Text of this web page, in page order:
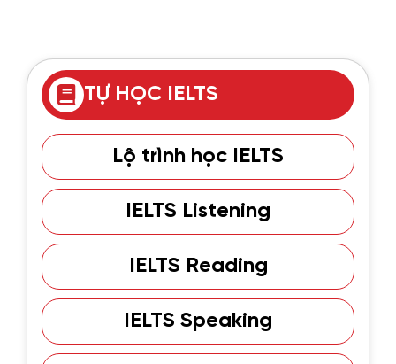
TỰ HỌC IELTS
Lộ trình học IELTS
IELTS Listening
IELTS Reading
IELTS Speaking